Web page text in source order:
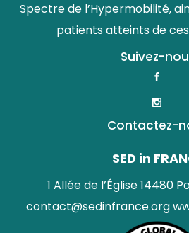
Spectre de l’Hypermobilité,
patients atteints de
Suivez-
Contactez-
SED in
1 Allée de l’Église 14480
contact@sedinfrance.org